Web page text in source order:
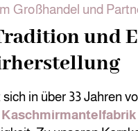
Großhandel und
und
in über 33 Jahren
Kaschmirmantelfabrik